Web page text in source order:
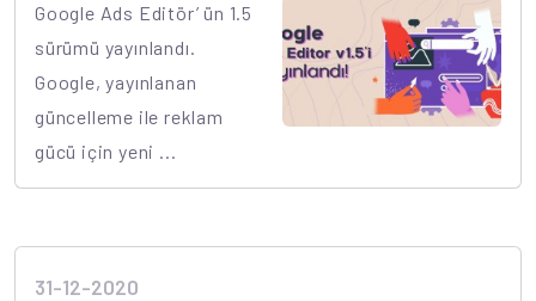
Google Ads Editör’ ün 1.5
sürümü yayınlandı.
Google, yayınlanan
güncelleme ile reklam
gücü için yeni ...
31-12-2020